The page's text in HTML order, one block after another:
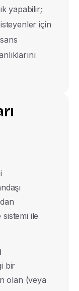
yapabilir;
için
rı
ile
bir
olan (veya
Gönder